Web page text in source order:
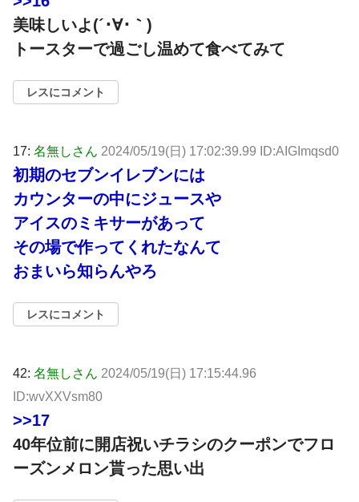
美味しいよ(´･∀･｀)
トースターで過ごし温めて食べてみて
レスにコメント
17: 名無しさん 2024/05/19(日) 17:02:39.99 ID:AIGImqsd0
初期のセブンイレブンには
カウンターの中にジュースや
アイスのミキサーがあって
その場で作ってくれたなんて
おまいら知らんやろ
レスにコメント
42: 名無しさん 2024/05/19(日) 17:15:44.96
ID:wvXXVsm80
>>17
40年位前に開店祝いチラシのクーポンでフロ
ーズンメロン貰った思い出